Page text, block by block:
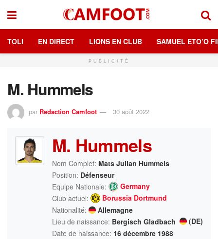
TOLI EN DIRECT LIONS EN CLUB SAMUEL ETO’O
PUBLICITÉ
M. Hummels
par Redaction Camfoot 30 août 2022
M. Hummels
Nom Complet: Mats Julian Hummels
Position: Défenseur
Equipe Nationale:
Germany
Club actuel:
Borussia Dortmund
Nationalité:
Allemagne
Lieu de naissance: Bergisch Gladbach
(DE)
Date de naissance: 16 décembre 1988